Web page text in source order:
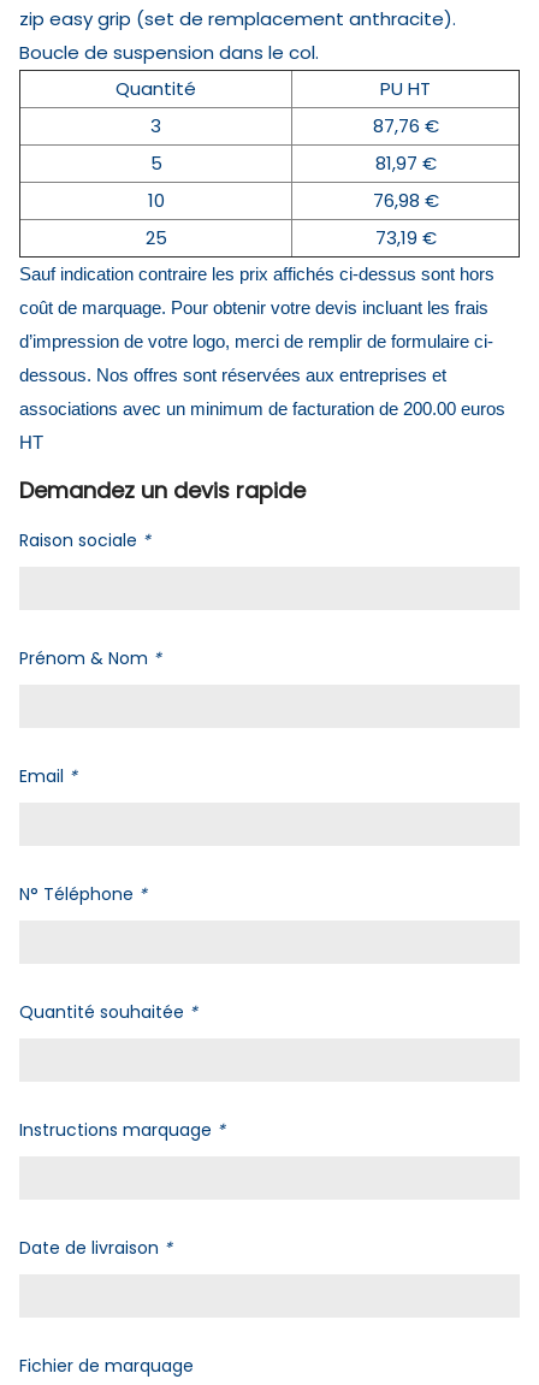
zip easy grip (set de remplacement anthracite).
Boucle de suspension dans le col.
Quantité
PU HT
3
87,76 €
5
81,97 €
10
76,98 €
25
73,19 €
Sauf indication contraire les prix affichés ci-dessus sont hors
coût de marquage. Pour obtenir votre devis incluant les frais
d’impression de votre logo, merci de remplir de formulaire ci-
dessous. Nos offres sont réservées aux entreprises et
associations avec un minimum de facturation de 200.00 euros
HT
Demandez un devis rapide
Raison sociale *
Prénom & Nom *
Email *
N° Téléphone *
Quantité souhaitée *
Instructions marquage *
Date de livraison *
Fichier de marquage